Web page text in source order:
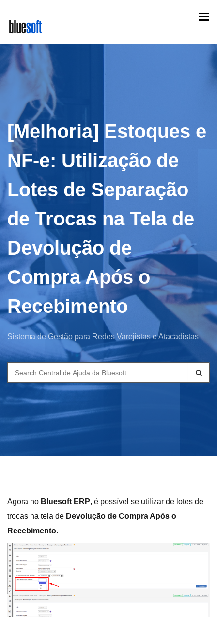
main
[Melhoria] Estoques e
NF-e: Utilização de
Lotes de Separação
de Trocas na Tela de
Devolução de
Compra Após o
Recebimento
Sistema de Gestão para Redes Varejistas e Atacadistas
Search
for:
Agora no Bluesoft ERP, é possível se utilizar de lotes de
trocas na tela de Devolução de Compra Após o
Recebimento.